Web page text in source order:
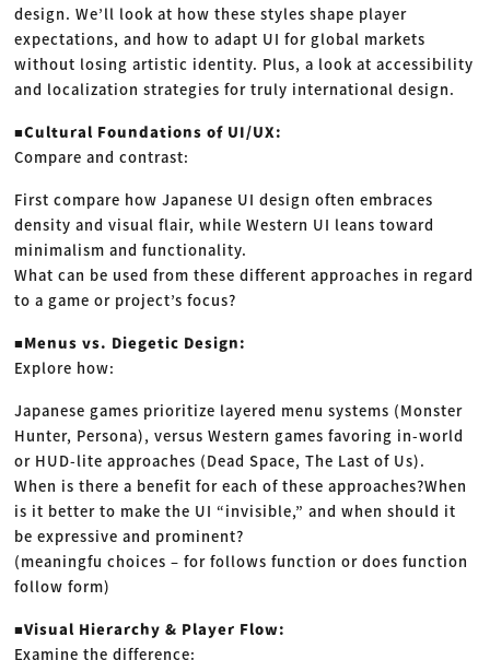
design. We’ll look at how these styles shape player
expectations, and how to adapt UI for global markets
without losing artistic identity. Plus, a look at accessibility
and localization strategies for truly international design.
■Cultural Foundations of UI/UX:
Compare and contrast:
First compare how Japanese UI design often embraces
density and visual flair, while Western UI leans toward
minimalism and functionality.
What can be used from these different approaches in regard
to a game or project’s focus?
■Menus vs. Diegetic Design:
Explore how:
Japanese games prioritize layered menu systems (Monster
Hunter, Persona), versus Western games favoring in-world
or HUD-lite approaches (Dead Space, The Last of Us).
When is there a benefit for each of these approaches?When
is it better to make the UI “invisible,” and when should it
be expressive and prominent?
(meaningfu choices – for follows function or does function
follow form)
■Visual Hierarchy & Player Flow:
Examine the difference: